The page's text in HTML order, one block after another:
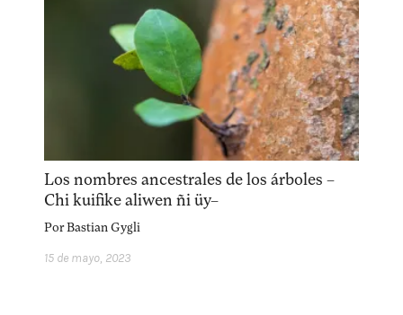
Los nombres ancestrales de los árboles –
Chi kuifike aliwen ñi üy–
PorBastian Gygli
15 de mayo, 2023
Explora la cultura creativa en torno al movimiento
socioambiental con Endémico.
facebook
acerca